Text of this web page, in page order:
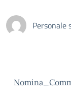
Personale